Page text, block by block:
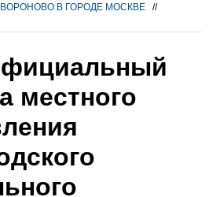
В ГОРОДЕ МОСКВЕ
//
местного